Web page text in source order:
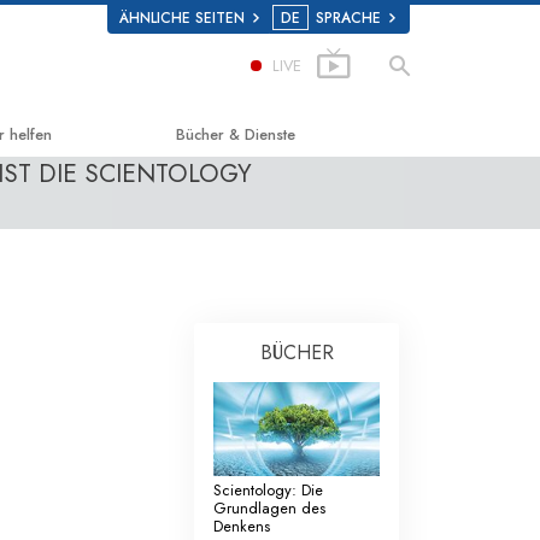
ÄHNLICHE SEITEN DE SPRACHE
LIVE
helfen Bücher & Dienste
DIE SCIENTOLOGY
BÜCHER
Scientology: Die
Grundlagen des
Denkens